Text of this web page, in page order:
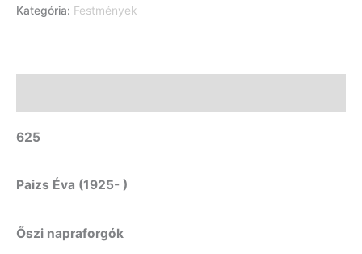
Kategória: Festmények
625
Paizs Éva (1925- )
Őszi napraforgók